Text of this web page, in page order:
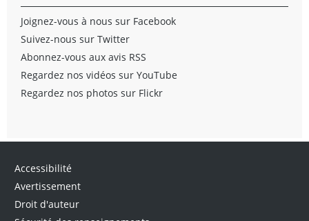
Joignez-vous à nous sur Facebook
Suivez-nous sur Twitter
Abonnez-vous aux avis RSS
Regardez nos vidéos sur YouTube
Regardez nos photos sur Flickr
Accessibilité
Avertissement
Droit d'auteur